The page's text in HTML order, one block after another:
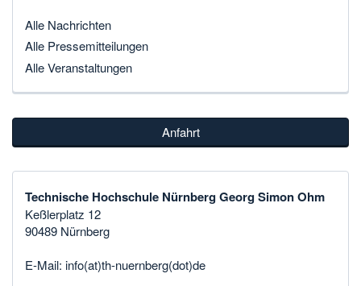
Alle Nachrichten
Alle Pressemitteilungen
Alle Veranstaltungen
Anfahrt
Technische Hochschule Nürnberg Georg Simon Ohm
Keßlerplatz 12
90489 Nürnberg
E-Mail: info(at)th-nuernberg(dot)de